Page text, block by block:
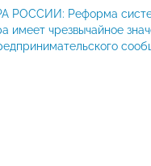
РОССИИ: Реформа
имеет чрезвычайное